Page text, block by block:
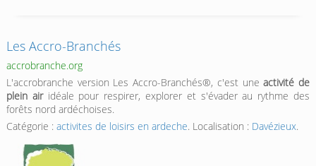
Les Accro-Branchés
accrobranche.org
L'accrobranche version Les Accro-Branchés®, c'est uneactivité de
plein airidéale pour respirer, explorer et s'évader au rythme des
forêts nord ardéchoises.
Catégorie : activites de loisirs en ardeche. Localisation : Davézieux.